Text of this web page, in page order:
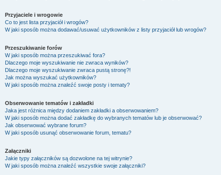
Przyjaciele i wrogowie
Co to jest lista przyjaciół i wrogów?
W jaki sposób można dodawać/usuwać użytkowników z listy przyjaciół lub wrogów?
Przeszukiwanie forów
W jaki sposób można przeszukiwać fora?
Dlaczego moje wyszukiwanie nie zwraca wyników?
Dlaczego moje wyszukiwanie zwraca pustą stronę?!
Jak można wyszukać użytkowników?
W jaki sposób można znaleźć swoje posty i tematy?
Obserwowanie tematów i zakładki
Jaka jest różnica między dodaniem zakładki a obserwowaniem?
W jaki sposób można dodać zakładkę do wybranych tematów lub je obserwować?
Jak obserwować wybrane forum?
W jaki sposób usunąć obserwowanie forum, tematu?
Załączniki
Jakie typy załączników są dozwolone na tej witrynie?
W jaki sposób można znaleźć wszystkie swoje załączniki?